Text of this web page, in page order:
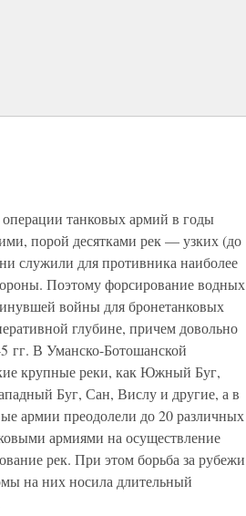
операции танковых армий в годы
порой десятками рек — узких (до
служили для противника наиболее
Поэтому форсирование водных
войны для бронетанковых
глубине, причем довольно
гг. В Уманско-Ботошанской
крупные реки, как Южный Буг,
Буг, Сан, Вислу и другие, а в
армии преодолели до 20 различных
армиями на осуществление
рек. При этом борьба за рубежи
на них носила длительный